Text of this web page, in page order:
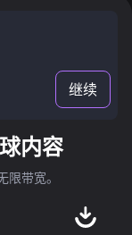
继续
内容
带宽。